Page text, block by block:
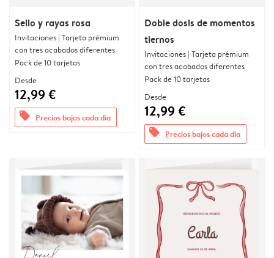
Sello y rayas rosa
Invitaciones | Tarjeta prémium
con tres acabados diferentes
Pack de 10 tarjetas
Desde
12,99 €
offers Precios bajos cada día
Doble dosis de momentos
tiernos
Invitaciones | Tarjeta prémium
con tres acabados diferentes
Pack de 10 tarjetas
Desde
12,99 €
offers Precios bajos cada día